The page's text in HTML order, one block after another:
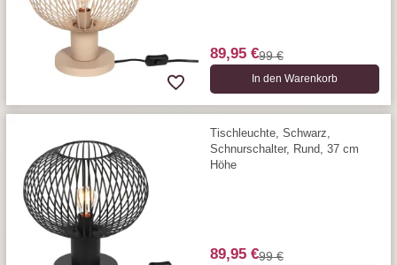
89,95 €99 €
In den Warenkorb
Tischleuchte, Schwarz,
Schnurschalter, Rund, 37 cm
Höhe
89,95 €99 €